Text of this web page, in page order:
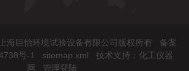
海巨怡环境试验设备有限公司版权所有 备案
号-1
sitemap.xml 技术支持： 化工仪器
网
管理登陆